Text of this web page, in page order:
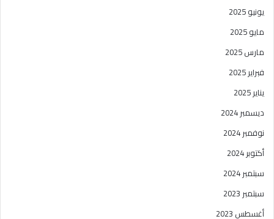
يونيو 2025
مايو 2025
مارس 2025
فبراير 2025
يناير 2025
ديسمبر 2024
نوفمبر 2024
أكتوبر 2024
سبتمبر 2024
سبتمبر 2023
أغسطس 2023